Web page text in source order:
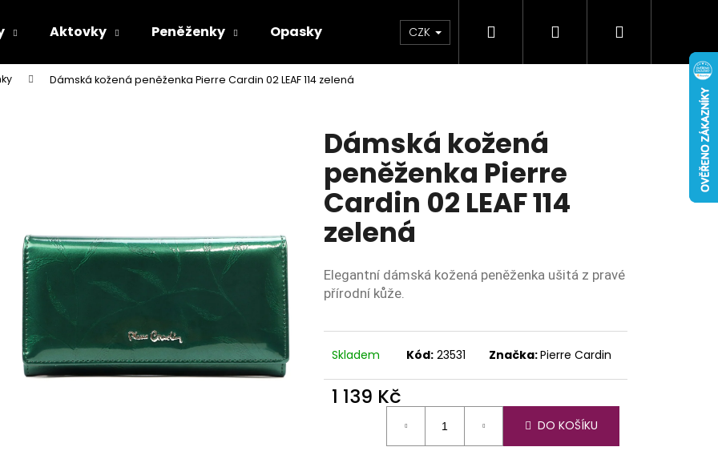
Aktovky Peněženky Opasky Doplňky Novinky
CZK Hledat PřihlášeníNákupní
Dámská kožená peněženka Pierre Cardin 02 LEAF 114 zelená
Dámská kožená
peněženka Pierre
Cardin 02 LEAF 114
zelená
Elegantní dámská kožená peněženka ušitá z pravé
přírodní kůže.
Skladem Kód: 23531 Značka:Pierre Cardin
1 139 Kč
DO KOŠÍKU
Co potřebujete najít?